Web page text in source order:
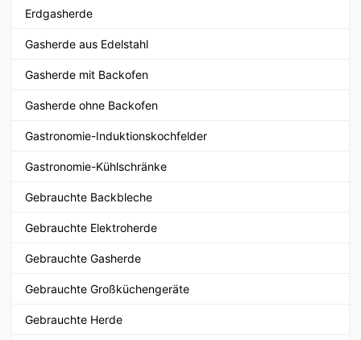
Erdgasherde
Gasherde aus Edelstahl
Gasherde mit Backofen
Gasherde ohne Backofen
Gastronomie-Induktionskochfelder
Gastronomie-Kühlschränke
Gebrauchte Backbleche
Gebrauchte Elektroherde
Gebrauchte Gasherde
Gebrauchte Großküchengeräte
Gebrauchte Herde